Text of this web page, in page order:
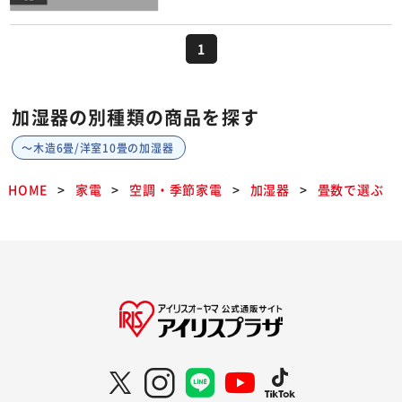
1
加湿器の別種類の商品を探す
～木造6畳/洋室10畳の加湿器
HOME 家電 空調・季節家電 加湿器 畳数で選ぶ